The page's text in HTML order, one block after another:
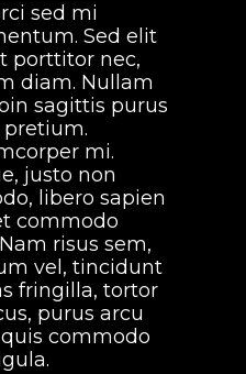
sed mi
Sed elit
porttitor nec,
diam. Nullam
sagittis purus
pretium.
mi.
justo non
libero sapien
commodo
risus sem,
vel, tincidunt
fringilla, tortor
purus arcu
commodo